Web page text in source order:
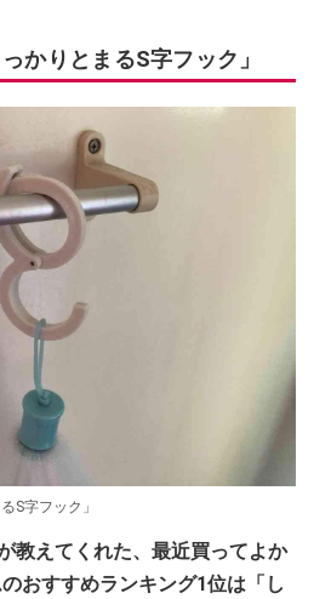
かりとまるS字フック」
S字フック」
教えてくれた、最近買ってよか
おすすめランキング1位は「 し